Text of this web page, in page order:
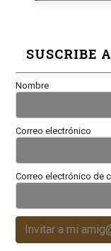
SUSCRIBE
Nombre
Correo electrónico
Correo electrónico de
Invitar a mi